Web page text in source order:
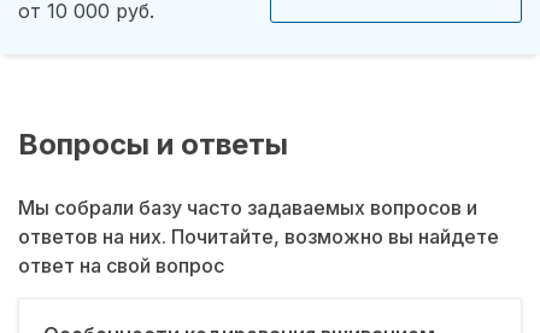
от 10 000 руб.
Вопросы и ответы
Мы собрали базу часто задаваемых вопросов и
ответов на них. Почитайте, возможно вы найдете
ответ на свой вопрос